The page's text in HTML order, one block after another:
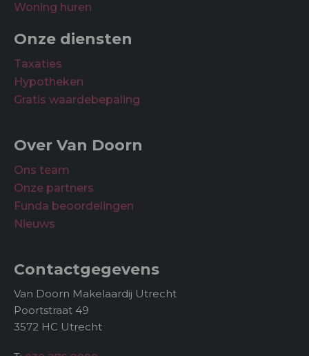
Woning huren
Onze diensten
Taxaties
Hypotheken
Gratis waardebepaling
Over Van Doorn
Ons team
Onze partners
Funda beoordelingen
Nieuws
Contactgegevens
Van Doorn Makelaardij Utrecht
Poortstraat 49
3572 HC Utrecht